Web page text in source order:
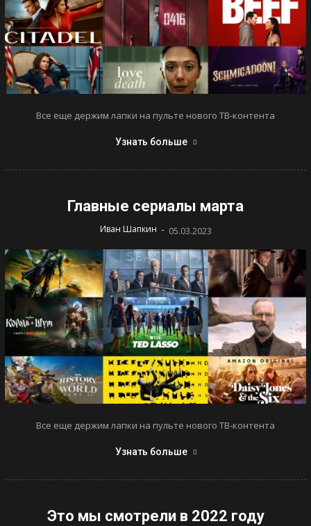
Все еще держим лапки на пульте нового ТВ-контента
Узнать больше
Главные сериалы марта
Иван Шапкин - 05.03.2023
Все еще держим лапки на пульте нового ТВ-контента
Узнать больше
Это мы смотрели в 2022 году